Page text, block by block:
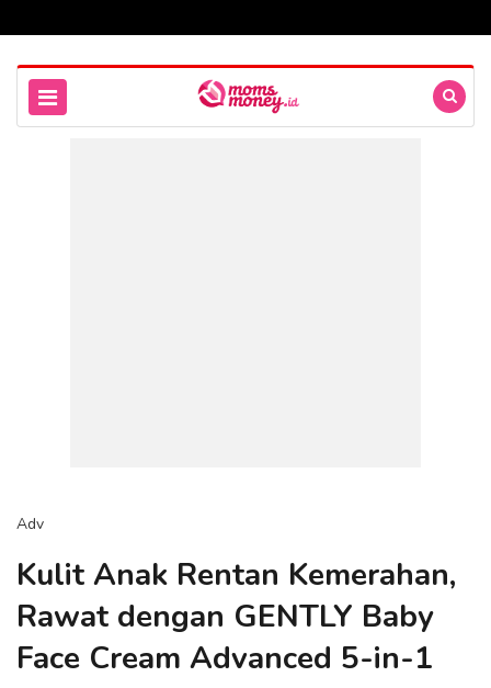
Adv
Kulit Anak Rentan Kemerahan,
Rawat dengan GENTLY Baby
Face Cream Advanced 5-in-1